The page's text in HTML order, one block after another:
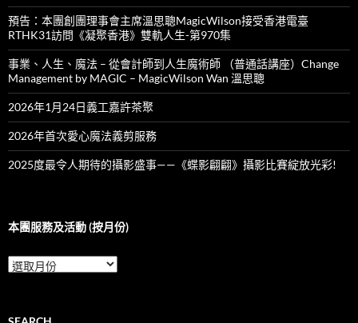
預告：本團創團理事會主席溫思聰MagicWilson接受香港電臺
RTHK31訪問《凝聚香港》雙軌人生-第970集
事業、人生、魔法 – 從會計師到人生魔術師 （普通話講座）Change
Management by MAGIC – MagicWilson Wan 溫思聰
2026年1月24日義工嘉許茶聚
2026年首次愛心魔法義剪服務
2025度最令人期待的攝影盛事——《蝶影翩翩》攝影比賽綻放光彩!
本團服務及活動 (按月份)
本
團
及